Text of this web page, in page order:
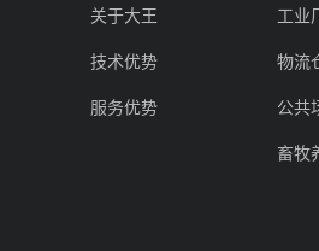
关于大王
技术优势
服务优势
工业
物流
公共
畜牧